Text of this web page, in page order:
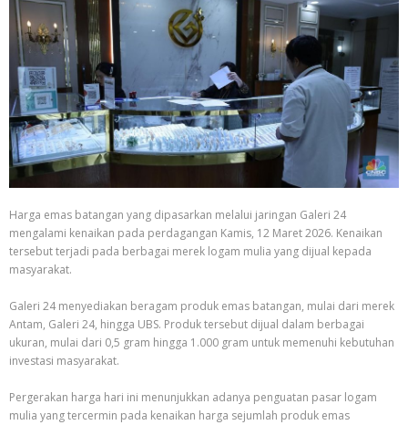
Harga emas batangan yang dipasarkan melalui jaringan Galeri 24
mengalami kenaikan pada perdagangan Kamis, 12 Maret 2026. Kenaikan
tersebut terjadi pada berbagai merek logam mulia yang dijual kepada
masyarakat.
Galeri 24 menyediakan beragam produk emas batangan, mulai dari merek
Antam, Galeri 24, hingga UBS. Produk tersebut dijual dalam berbagai
ukuran, mulai dari 0,5 gram hingga 1.000 gram untuk memenuhi kebutuhan
investasi masyarakat.
Pergerakan harga hari ini menunjukkan adanya penguatan pasar logam
mulia yang tercermin pada kenaikan harga sejumlah produk emas